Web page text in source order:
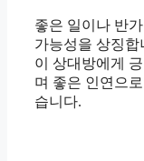
좋은 일이나 반
가능성을 상징합
이 상대방에게
며 좋은 인연으
습니다.